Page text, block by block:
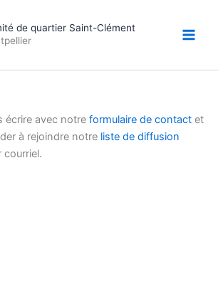
de quartier Saint-Clément
écrire avec notre formulaire de contact et
à rejoindre notre liste de diffusion
courriel.